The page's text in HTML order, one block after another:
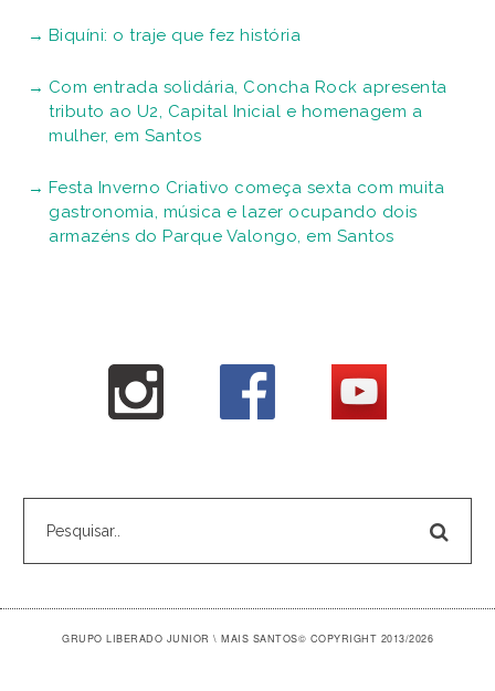
Biquíni: o traje que fez história
Com entrada solidária, Concha Rock apresenta
tributo ao U2, Capital Inicial e homenagem a
mulher, em Santos
Festa Inverno Criativo começa sexta com muita
gastronomia, música e lazer ocupando dois
armazéns do Parque Valongo, em Santos
GRUPO LIBERADO JUNIOR \ MAIS SANTOS© COPYRIGHT 2013/2026